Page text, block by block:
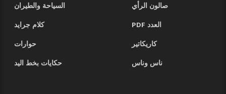
صالون الرأي
السياحة والطيران
العدد PDF
كلام جرايد
كاريكاتير
حوارات
ناس وناس
حكايات بخط اليد